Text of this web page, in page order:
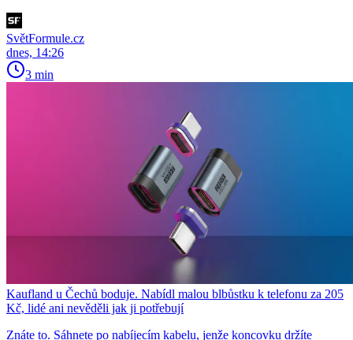
SvětFormule.cz
dnes, 14:26
3 min
Kaufland u Čechů boduje. Nabídl malou blbůstku k telefonu za 205
Kč, lidé ani nevěděli jak ji potřebují
Znáte to. Sáhnete po nabíjecím kabelu, jenže koncovku držíte